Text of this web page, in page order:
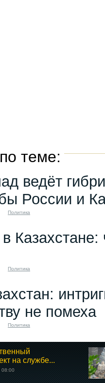
теме:
ведёт
России и
Политика
Казахстане:
Политика
не помеха
Политика
на службе...
08:00